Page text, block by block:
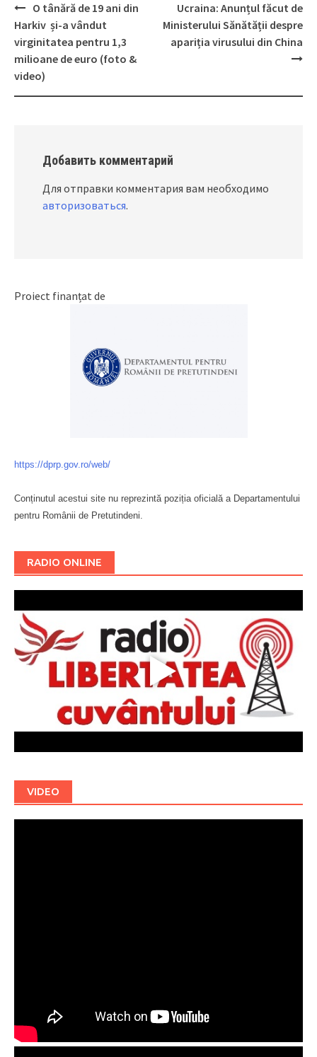
Post
navigation
O tânără de 19 ani din
Harkiv și-a vândut
virginitatea pentru 1,3
milioane de euro (foto &
video)
Ucraina: Anunțul făcut de
Ministerului Sănătății despre
apariția virusului din China
Добавить комментарий
Для отправки комментария вам необходимо
авторизоваться.
Proiect finanțat de
https://dprp.gov.ro/web/
Conținutul acestui site nu reprezintă poziția oficială a Departamentului
pentru Românii de Pretutindeni.
RADIO ONLINE
VIDEO